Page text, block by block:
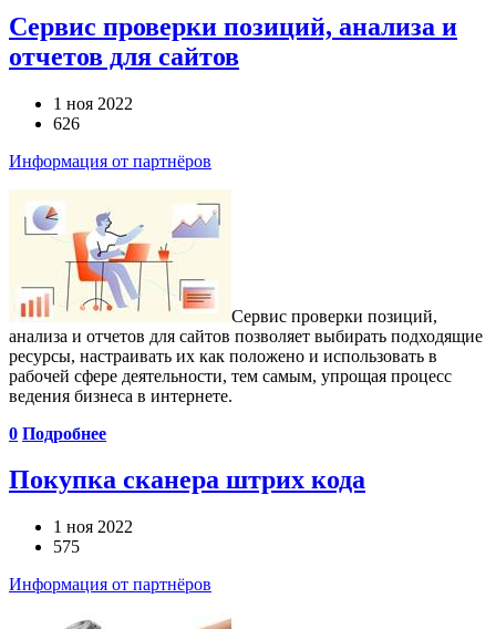
Сервис проверки позиций, анализа и
отчетов для сайтов
1 ноя 2022
626
Информация от партнёров
Сервис проверки позиций,
анализа и отчетов для сайтов позволяет выбирать подходящие
ресурсы, настраивать их как положено и использовать в
рабочей сфере деятельности, тем самым, упрощая процесс
ведения бизнеса в интернете.
0 Подробнее
Покупка сканера штрих кода
1 ноя 2022
575
Информация от партнёров